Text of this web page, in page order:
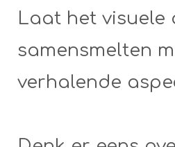
Laat het visuele
samensmelten
verhalende